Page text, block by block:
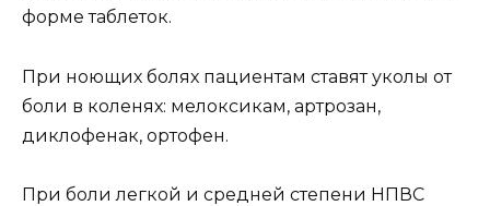
форме таблеток.
При ноющих болях пациентам ставят уколы от
боли в коленях: мелоксикам, артрозан,
диклофенак, ортофен.
При боли легкой и средней степени НПВС